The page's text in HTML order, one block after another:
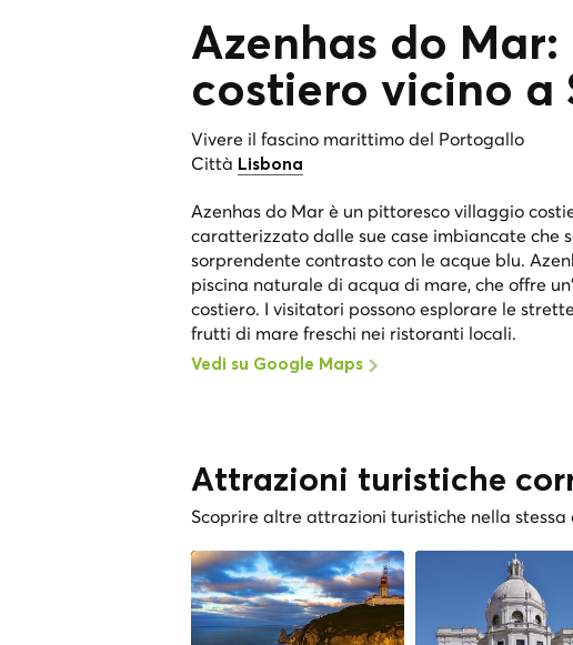
Azenhas do
costiero vicino a
Vivere il fascino marittimo del Portogallo
Città Lisbona
Azenhas do Mar è un pittoresco villaggio
caratterizzato dalle sue case imbiancate che
sorprendente contrasto con le acque blu.
piscina naturale di acqua di mare, che offre
costiero. I visitatori possono esplorare le
frutti di mare freschi nei ristoranti locali.
Vedi su Google Maps
Attrazioni turistiche
Scoprire altre attrazioni turistiche nella stessa